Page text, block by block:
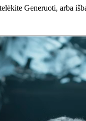
Generuoti, arba